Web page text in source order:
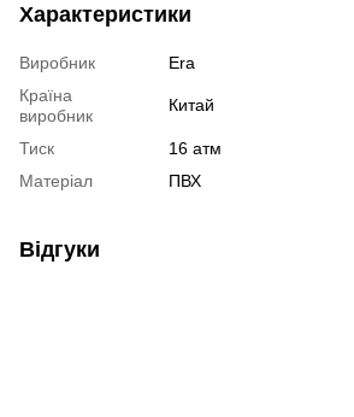
Характеристики
Виробник
Era
Країна
виробник
Китай
Тиск
16 атм
Матеріал
ПВХ
Відгуки